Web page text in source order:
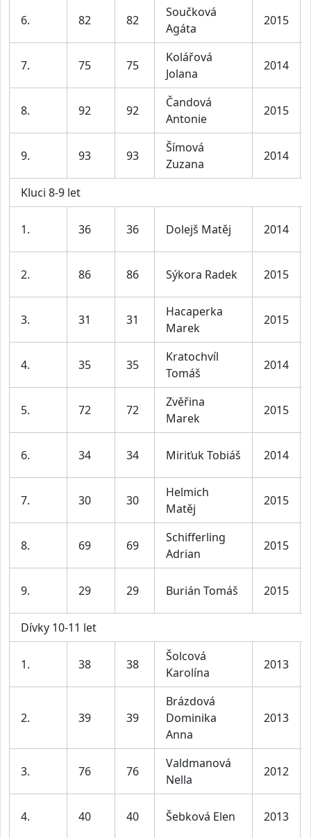
6. 82 82
Součková
Agáta
2015
7. 75 75
Kolářová
Jolana
2014
8. 92 92
Čandová
Antonie
2015
9. 93 93
Šímová
Zuzana
2014
Kluci 8-9 let
1. 36 36 Dolejš Matěj 2014
2. 86 86 Sýkora Radek 2015
3. 31 31
Hacaperka
Marek
2015
4. 35 35
Kratochvíl
Tomáš
2014
5. 72 72
Zvěřina
Marek
2015
6. 34 34 Miriťuk Tobiáš 2014
7. 30 30
Helmich
Matěj
2015
8. 69 69
Schifferling
Adrian
2015
9. 29 29 Burián Tomáš 2015
Dívky 10-11 let
1. 38 38
Šolcová
Karolína
2013
2. 39 39
Brázdová
Dominika
Anna
2013
3. 76 76
Valdmanová
Nella
2012
4. 40 40 Šebková Elen 2013